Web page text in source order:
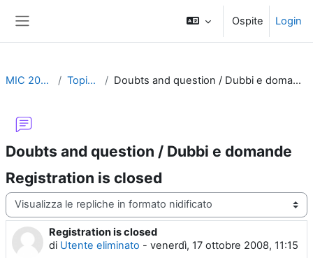
Ospite Login
MIC 2008 Topic 1 Doubts and question / Dubbi e domande
Doubts and question / Dubbi e domande
Registration is closed
Modalità visualizzazione
Registration is closed
di Utente eliminato - venerdì, 17 ottobre 2008, 11:15
Numero di risposte: 0